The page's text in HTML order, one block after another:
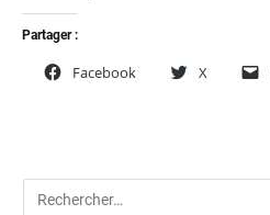
Partager :
Facebook X